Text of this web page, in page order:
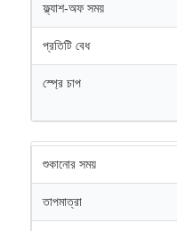
ফ্ল্যাশ-অফ সময়
প্রতিটি বেধ
স্প্রে চাপ
শুকানোর সময়
তাপমাত্রা